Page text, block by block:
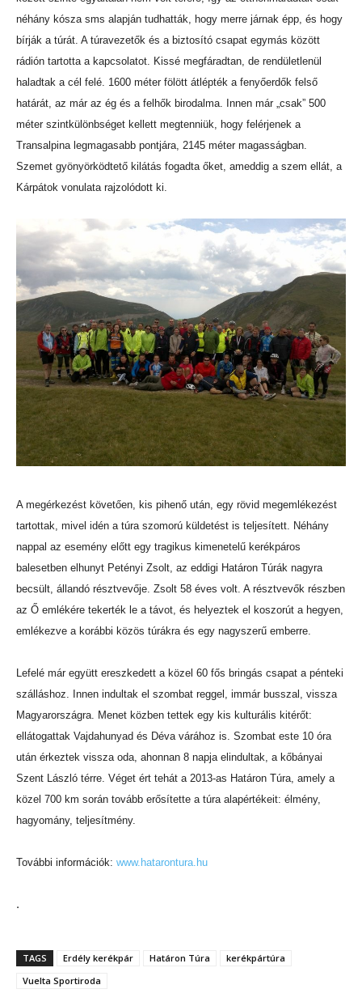
néhány kósza sms alapján tudhatták, hogy merre járnak épp, és hogy
bírják a túrát. A túravezetők és a biztosító csapat egymás között
rádión tartotta a kapcsolatot. Kissé megfáradtan, de rendületlenül
haladtak a cél felé. 1600 méter fölött átlépték a fenyőerdők felső
határát, az már az ég és a felhők birodalma. Innen már „csak” 500
méter szintkülönbséget kellett megtenniük, hogy felérjenek a
Transalpina legmagasabb pontjára, 2145 méter magasságban.
Szemet gyönyörködtető kilátás fogadta őket, ameddig a szem ellát, a
Kárpátok vonulata rajzolódott ki.
A megérkezést követően, kis pihenő után, egy rövid megemlékezést
tartottak, mivel idén a túra szomorú küldetést is teljesített. Néhány
nappal az esemény előtt egy tragikus kimenetelű kerékpáros
balesetben elhunyt Petényi Zsolt, az eddigi Határon Túrák nagyra
becsült, állandó résztvevője. Zsolt 58 éves volt. A résztvevők részben
az Ő emlékére tekerték le a távot, és helyeztek el koszorút a hegyen,
emlékezve a korábbi közös túrákra és egy nagyszerű emberre.
Lefelé már együtt ereszkedett a közel 60 fős bringás csapat a pénteki
szálláshoz. Innen indultak el szombat reggel, immár busszal, vissza
Magyarországra. Menet közben tettek egy kis kulturális kitérőt:
ellátogattak Vajdahunyad és Déva várához is. Szombat este 10 óra
után érkeztek vissza oda, ahonnan 8 napja elindultak, a kőbányai
Szent László térre. Véget ért tehát a 2013-as Határon Túra, amely a
közel 700 km során tovább erősítette a túra alapértékeit: élmény,
hagyomány, teljesítmény.
További információk: www.hatarontura.hu
.
TAGS Erdély kerékpár Határon Túra
kerékpártúra
Vuelta Sportiroda